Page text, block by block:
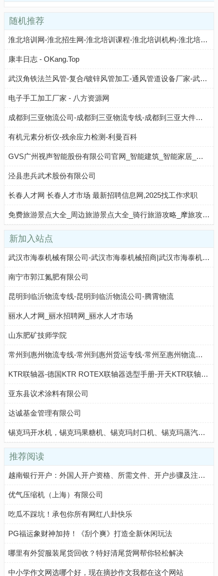
随机推荐
淮北培训网-淮北招生网-淮北培训课程-淮北培训机构-淮北培训指南网
康丰日志 - OKang.Top
武汉角铁法兰风管-复合/镀锌风管加工-通风管道设备厂家-武汉东方顺
电子手工加工厂家 - 八方资源网
成都到三亚物流公司-成都到三亚物流专线-成都到三亚大件运输-江鑫物流
有机元素分析仪-残余应力检测-利曼百科
GVS广州视声智能股份有限公司官网_智能建筑_智能家居_智能照明
泾县患兵武术股份有限公司
长春人才网 长春人才市场 最新招聘信息网,2025找工作求职
免费旅游景点大全_周边旅游景点大全_骑行旅游攻略_摩旅攻略-自己的生活网
新加入站点
武汉市海泰机械有限公司-武汉市海泰机械招商|武汉市海泰机械代理
南宁市郭江氮肥有限公司
昆明到临沂物流专线-昆明到临沂物流公司-腾霄物流
丽水人才网_丽水招聘网_丽水人才市场
山东肥矿技师学院
常州到惠州物流专线-常州到惠州货运专线-常州至惠州物流公司-就发物流网
KTR联轴器-德国KTR ROTEX联轴器选型手册-开天KTR联轴器中国官网
亚东县议术涂料有限公司
达诚基金管理有限公司
锡克玛开水机，锡克玛果糖机、锡克玛封口机、锡克玛蒸汽奶泡机-厦门锡克玛科技有限公司
推荐阅读
越南银行开户：外国人开户资格、所需文件、开户步骤及注意事项
优气压缩机（上海）有限公司
吃瓜不踩坑！承包你所有网红八卦快乐
PG福运象财神加持！《刮个爽》打造全新休闲玩法
哪里有外贸服装尾货回收？特好清尾货网帮你轻松解决
中小学作文网选哪个好，现在摘抄作文我都在这个网站